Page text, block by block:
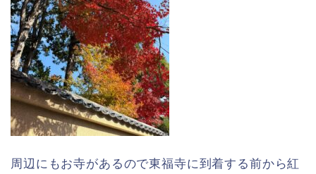
周辺にもお寺があるので東福寺に到着する前から紅